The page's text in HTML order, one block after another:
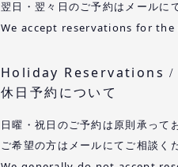
翌日・翌々日のご予約はメールに
We accept reservations for
Holiday Reservations/
休日予約について
日曜・祝日のご予約は原則承って
ご希望の方はメールにてご相談く